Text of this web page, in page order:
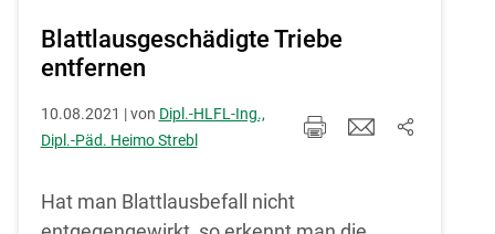
Blattlausgeschädigte Triebe
entfernen
10.08.2021 | von Dipl.-HLFL-Ing.,
Dipl.-Päd. Heimo Strebl
Hat man Blattlausbefall nicht